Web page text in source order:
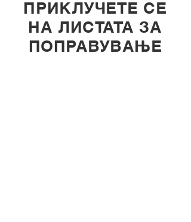
ПРИКЛУЧЕТЕ СЕ
НА ЛИСТАТА ЗА
ПОПРАВУВАЊЕ